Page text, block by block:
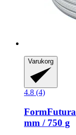
Varukorg
4.8 (4)
FormFutura
mm / 750 g